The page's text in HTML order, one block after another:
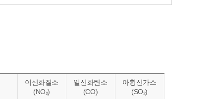
이산화질소
(NO₂)
일산화탄소
(CO)
아황산가스
(SO₂)